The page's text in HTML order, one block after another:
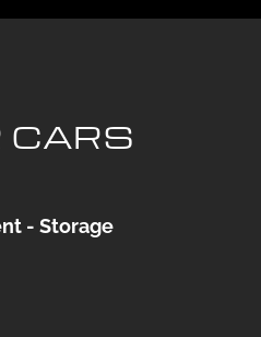
CARS
- Storage